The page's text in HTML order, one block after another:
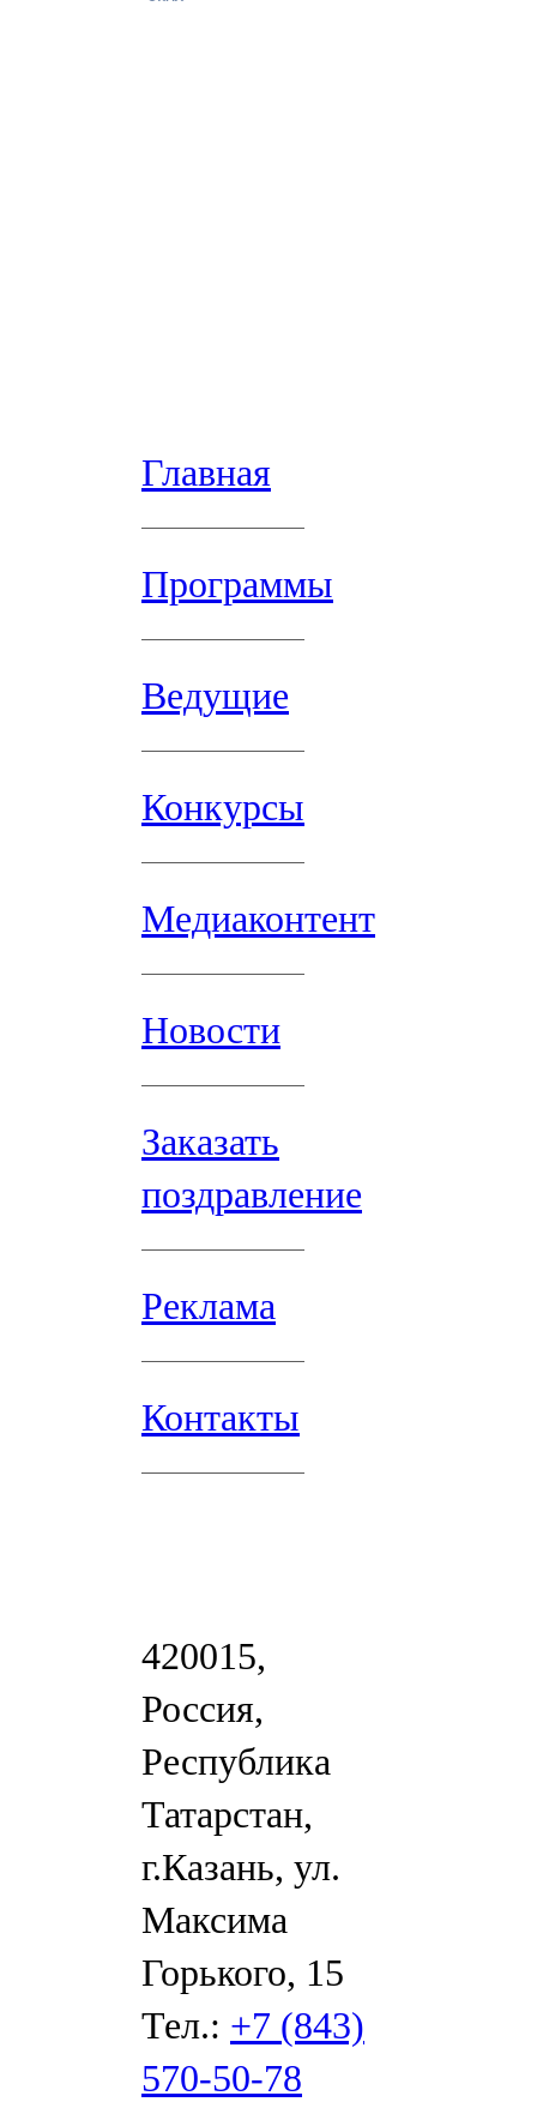
Главная
Программы
Ведущие
Конкурсы
Медиаконтент
Новости
Заказать
поздравление
Реклама
Контакты
420015,
Россия,
Республика
Татарстан,
г.Казань, ул.
Максима
Горького, 15
Тел.: +7 (843)
570-50-78